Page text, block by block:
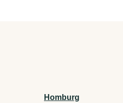
Homburg